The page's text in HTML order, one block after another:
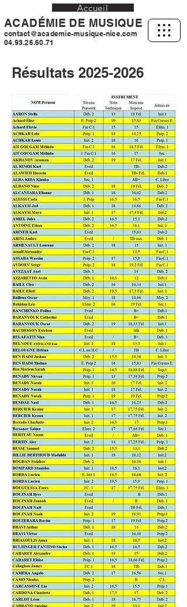
Accueil
ACADÉMIE DE MUSIQUE
contact@academie-musique-nice.com
04.93.26.60.71
Résultats 2025-2026